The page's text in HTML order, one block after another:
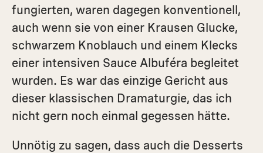
fungierten, waren dagegen konventionell,
auch wenn sie von einer Krausen Glucke,
schwarzem Knoblauch und einem Klecks
einer intensiven Sauce Albuféra begleitet
wurden. Es war das einzige Gericht aus
dieser klassischen Dramaturgie, das ich
nicht gern noch einmal gegessen hätte.
Unnötig zu sagen, dass auch die Desserts